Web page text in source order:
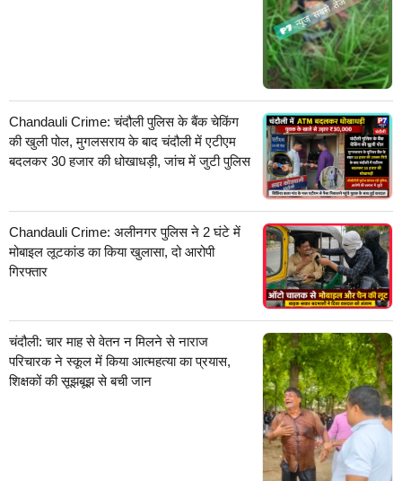
Chandauli Crime: चंदौली पुलिस के बैंक चेकिंग
की खुली पोल, मुगलसराय के बाद चंदौली में एटीएम
बदलकर 30 हजार की धोखाधड़ी, जांच में जुटी पुलिस
Chandauli Crime: अलीनगर पुलिस ने 2 घंटे में
मोबाइल लूटकांड का किया खुलासा, दो आरोपी
गिरफ्तार
चंदौली: चार माह से वेतन न मिलने से नाराज
परिचारक ने स्कूल में किया आत्महत्या का प्रयास,
शिक्षकों की सूझबूझ से बची जान